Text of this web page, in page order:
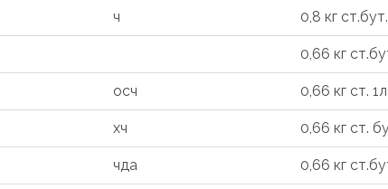
ч 0,8 кг
0,66 кг
осч 0,66 кг ст.
хч 0,66 кг ст.
чда 0,66 кг